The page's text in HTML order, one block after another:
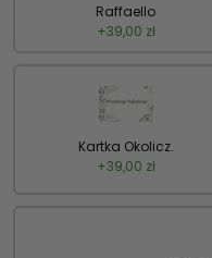
Raffaello
+39,00 zł
Kartka Okolicz.
+39,00 zł